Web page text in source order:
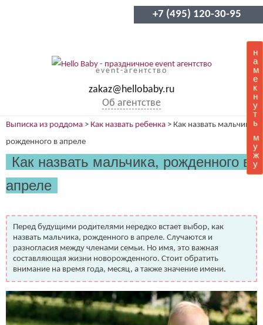
+7 (495) 120-30-95
event-агентство
zakaz@hellobaby.ru
Об агентстве
н
а
м
е
к
н
у
т
ь
м
у
ж
у
Выписка из роддома > Как назвать ребенка > Как назвать мальчика,
рожденного в апреле
Как назвать мальчика, рожденного в
апреле
Перед будущими родителями нередко встает выбор, как
назвать мальчика, рожденного в апреле. Случаются и
разногласия между членами семьи. Но имя, это важная
составляющая жизни новорожденного. Стоит обратить
внимание на время года, месяц, а также значение имени.